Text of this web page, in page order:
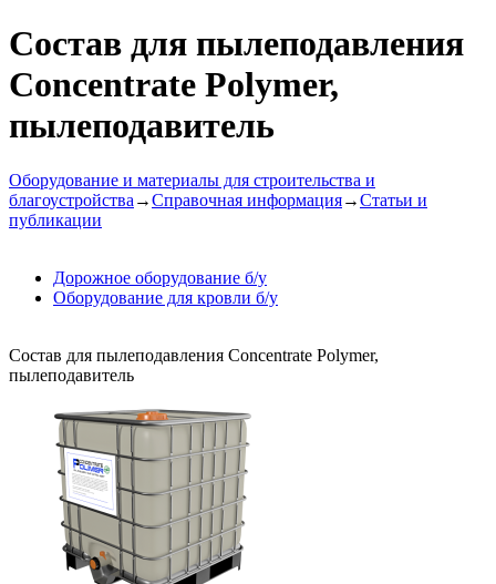
Состав для пылеподавления
Concentrate Polymer,
пылеподавитель
Оборудование и материалы для строительства и
благоустройства →Справочная информация→Статьи и
публикации
Дорожное оборудование б/у
Оборудование для кровли б/у
Состав для пылеподавления Concentrate Polymer,
пылеподавитель